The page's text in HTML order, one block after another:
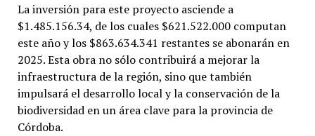
La inversión para este proyecto asciende a
$1.485.156.34, de los cuales $621.522.000 computan
este año y los $863.634.341 restantes se abonarán en
2025. Esta obra no sólo contribuirá a mejorar la
infraestructura de la región, sino que también
impulsará el desarrollo local y la conservación de la
biodiversidad en un área clave para la provincia de
Córdoba.